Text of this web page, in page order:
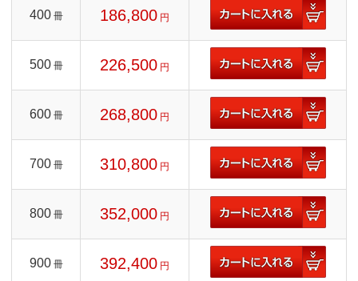
400 冊 186,800 円
500 冊 226,500 円
600 冊 268,800 円
700 冊 310,800 円
800 冊 352,000 円
900 冊 392,400 円